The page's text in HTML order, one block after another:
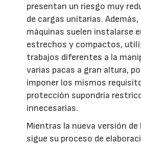
presentan un riesgo muy
de cargas unitarias.
máquinas suelen instalarse
estrechos y compactos,
trabajos diferentes a la
varias pacas a gran altura,
imponer los mismos
protección supondría
innecesarias.
Mientras la nueva versión de
sigue su proceso de